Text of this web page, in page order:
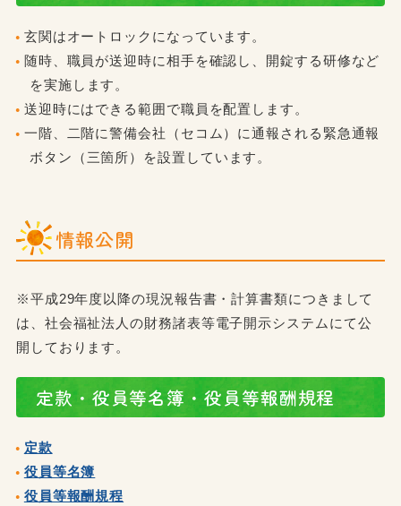
玄関はオートロックになっています。
随時、職員が送迎時に相手を確認し、開錠する研修など
を実施します。
送迎時にはできる範囲で職員を配置します。
一階、二階に警備会社（セコム）に通報される緊急通報
ボタン（三箇所）を設置しています。
情報公開
※平成29年度以降の現況報告書・計算書類につきまして
は、社会福祉法人の財務諸表等電子開示システムにて公
開しております。
定款・役員等名簿・役員等報酬規程
定款
役員等名簿
役員等報酬規程